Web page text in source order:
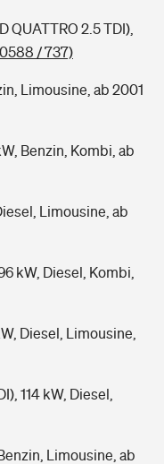
QUATTRO 2.5 TDI),
/ 737)
Limousine, ab 2001
Benzin, Kombi, ab
Limousine, ab
kW, Diesel, Kombi,
Diesel, Limousine,
114 kW, Diesel,
Limousine, ab